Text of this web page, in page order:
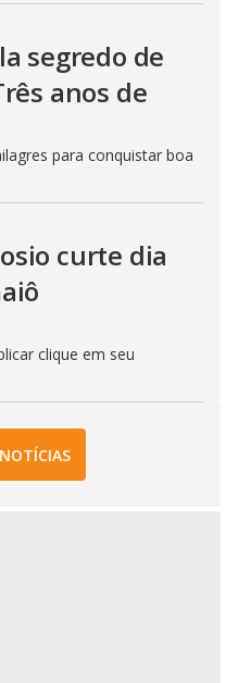
segredo de
anos de
para conquistar boa
curte dia
clique em seu